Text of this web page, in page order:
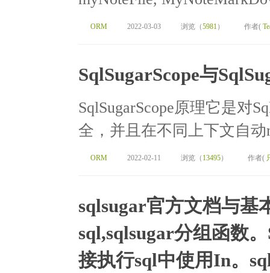
ORM 2022-03-03 浏览（5981） 作者(
SqlSugarScope与
SqlSugarScope原理它是对
全，并且在不同上下文自动
ORM 2022-02-11 浏览（ 13495） 作者(
sqlsugar官方文档与基
sql,sqlsugar分组函数
接执行sql中使用In。